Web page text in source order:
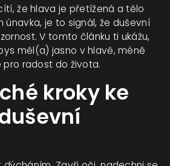
že hlava je přetížená a tělo
únavka, je to signál, že duševní
V tomto článku ti ukážu,
měl(a) jasno v hlavě, méně
radost do života.
kroky ke